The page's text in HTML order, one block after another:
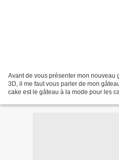
Avant de vous présenter mon nouveau
3D, il me faut vous parler de mon
cake est le gâteau à la mode pour les